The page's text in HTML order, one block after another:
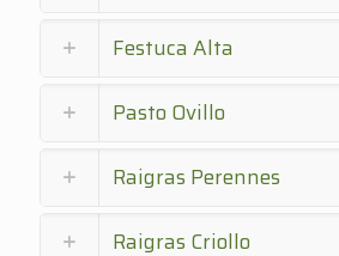
Festuca Alta
Pasto Ovillo
Raigras Perennes
Raigras Criollo